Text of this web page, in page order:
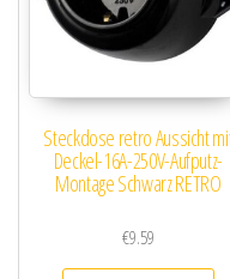
Steckdose retro Aussicht
Deckel-16A-250V-Aufputz-
Montage Schwarz RETRO
€9.59